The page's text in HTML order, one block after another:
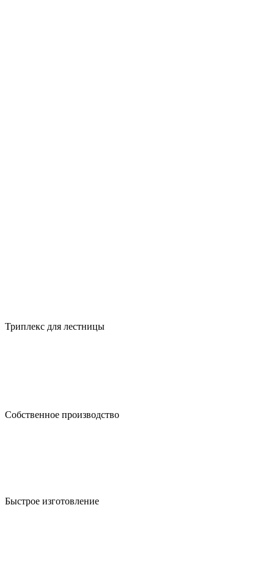
Триплекс для лестницы
Собственное производство
Быстрое изготовление